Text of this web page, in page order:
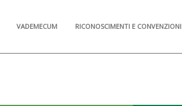
VADEMECUM RICONOSCIMENTI E CONVENZIONI